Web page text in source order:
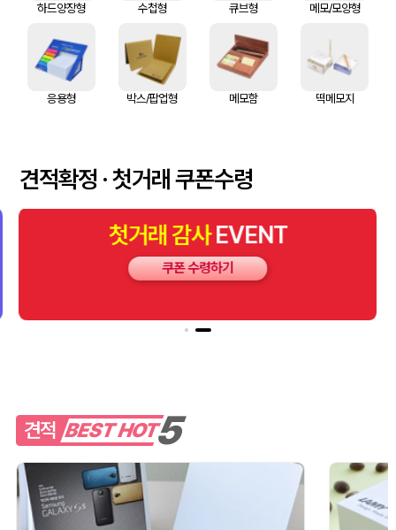
하드양장형 수첩형 큐브형 메모/모양형
응용형 박스/팝업형 메모함 떡메모지
견적확정 · 첫거래 쿠폰수령
첫거래감사EVENT
쿠폰 수령하기
견적 BEST HOT5